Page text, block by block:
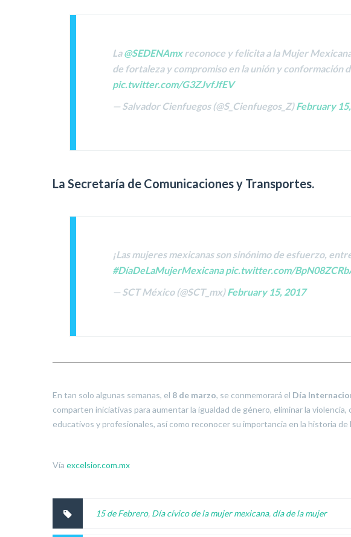
La@SEDENAmxreconoce y felicita a la Mujer
de fortaleza y compromiso en la unión y conformación
pic.twitter.com/G3ZJvfJfEV
— Salvador Cienfuegos (@S_Cienfuegos_Z)February
La Secretaría de Comunicaciones y Transportes.
¡Las mujeres mexicanas son sinónimo de esfuerzo,
#DíaDeLaMujerMexicana pic.twitter.com/
— SCT México (@SCT_mx)February 15, 2017
En tan solo algunas semanas, el 8 de marzo, se conmemorará el Día
comparten iniciativas para aumentar la igualdad de género, eliminar la
educativos y profesionales, así como reconocer su importancia en la historia
Vía excelsior.com.mx
15 de Febrero, Día cívico de la mujer mexicana, día de la mujer